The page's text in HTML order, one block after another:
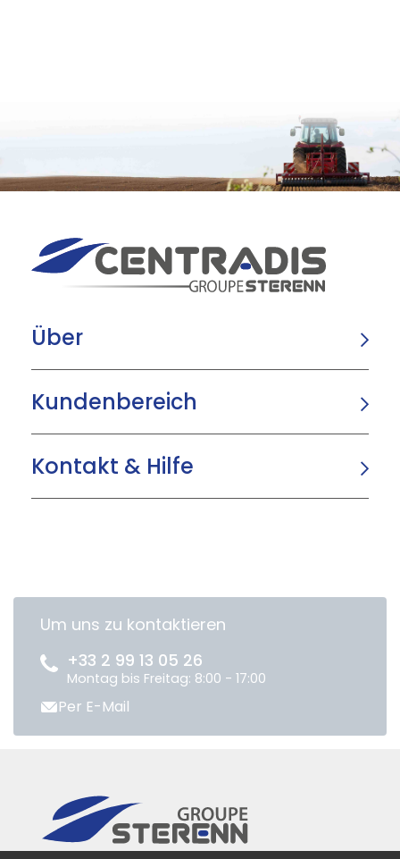
Über
Kundenbereich
Kontakt & Hilfe
Um uns zu kontaktieren
+33 2 99 13 05 26
Montag bis Freitag: 8:00 - 17:00
Per E-Mail